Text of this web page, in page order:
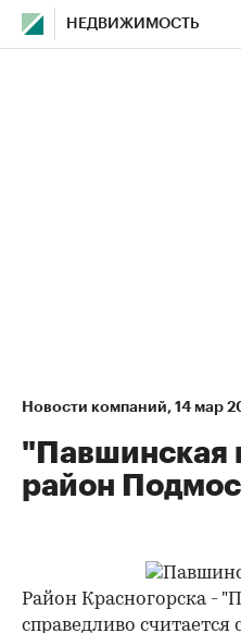
НЕДВИЖИМОСТЬ
Новости компаний⁠, 14 мар
"Павшинская
район
Район Красногорска -
справедливо